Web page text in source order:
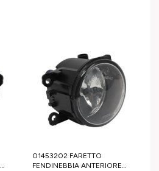
01453202 FARETTO
FENDINEBBIA ANTERIORE